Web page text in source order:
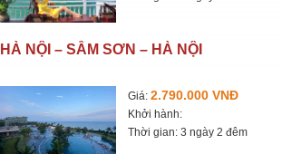
HÀ NỘI – SẦM SƠN – HÀ NỘI
Giá: 2.790.000 VNĐ
Khởi hành:
Thời gian: 3 ngày 2 đêm